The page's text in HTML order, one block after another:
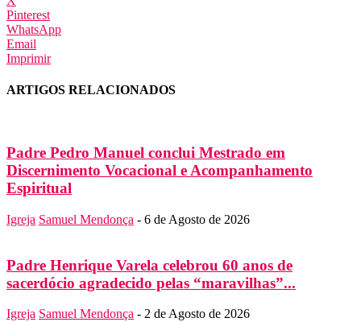
Pinterest
WhatsApp
Email
Imprimir
ARTIGOS RELACIONADOS
Padre Pedro Manuel conclui Mestrado em
Discernimento Vocacional e Acompanhamento
Espiritual
Igreja Samuel Mendonça - 6 de Agosto de 2026
Padre Henrique Varela celebrou 60 anos de
sacerdócio agradecido pelas “maravilhas”...
Igreja Samuel Mendonça - 2 de Agosto de 2026